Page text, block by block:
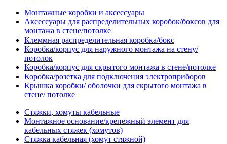
Монтажные коробки и аксессуары
Аксессуары для распределительных коробок/боксов для
монтажа в стене/потолке
Клеммная распределительная коробка/бокс
Коробка/корпус для наружного монтажа на стену/
потолок
Коробка/корпус для скрытого монтажа в стене/потолке
Коробка/розетка для подключения электроприборов
Крышка коробки/ оболочки для скрытого монтажа в
стене/ потолке
Стяжки, хомуты кабельные
Монтажное основание/крепежный элемент для
кабельных стяжек (хомутов)
Стяжка кабельная (хомут стяжной)